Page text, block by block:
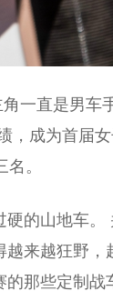
一直是男
，成为首届
。
的山地车
越来越狂野，
那些定制战